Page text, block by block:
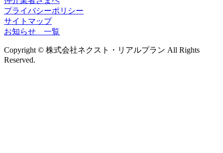
プライバシーポリシー
サイトマップ
お知らせ 一覧
Copyright © 株式会社ネクスト・リアルプラン All Rights
Reserved.